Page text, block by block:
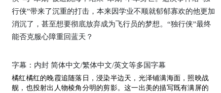
行侠”带来了沉重的打击，本来因学业不顺就郁郁寡欢的他更加
消沉了，甚至想要彻底放弃成为飞行员的梦想。“独行侠”最终
能否克服心障重回蓝天？
字幕：内封 简体中文/繁体中文/英文等多国字幕
橘红橘红的晚霞追随落日，浸染半边天，光泽铺满海面，照映战
舰，也投射出人物棱角分明的剪影。这一出美的描写既有满屏的